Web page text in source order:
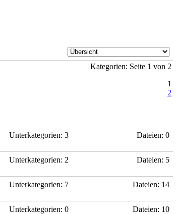
Kategorien: Seite 1 von 2
1
2
Unterkategorien: 3 Dateien: 0
Unterkategorien: 2 Dateien: 5
Unterkategorien: 7 Dateien: 14
Unterkategorien: 0 Dateien: 10